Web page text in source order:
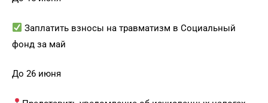
Заплатить взносы на травматизм в Социальный
фонд за май
До 26 июня